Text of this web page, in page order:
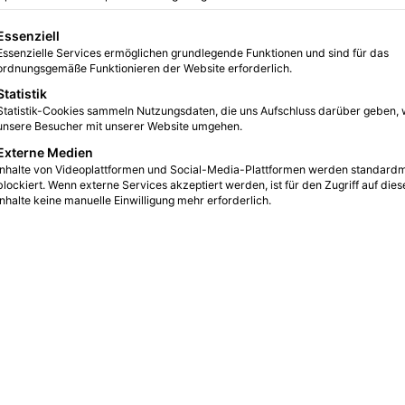
5 2 Minuten gelesen
eine Liste der Service-Gruppen, für die eine Einwilligung erteilt
Services ermöglichen grundlegende Funktionen und sind für das
Funktionieren der Website erforderlich.
Cookies sammeln Nutzungsdaten, die uns Aufschluss darüber geben,
Besucher mit unserer Website umgehen.
Medien
von Videoplattformen und Social-Media-Plattformen werden
Wenn externe Services akzeptiert werden, ist für den Zugriff auf
keine manuelle Einwilligung mehr erforderlich.